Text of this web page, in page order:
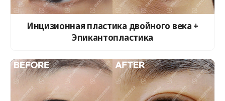
Инцизионная пластика двойного века +
Эпикантопластика